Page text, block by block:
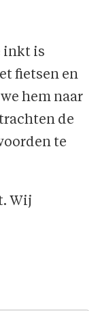
inkt is
fietsen en
hem naar
trachten de
te
Wij